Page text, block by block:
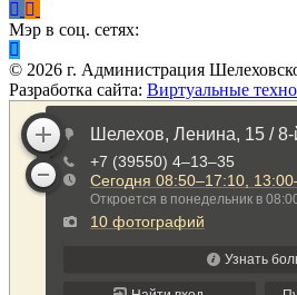
Мэр в соц. сетях:
© 2026 г. Администрация
Разработка сайта: Виртуальные